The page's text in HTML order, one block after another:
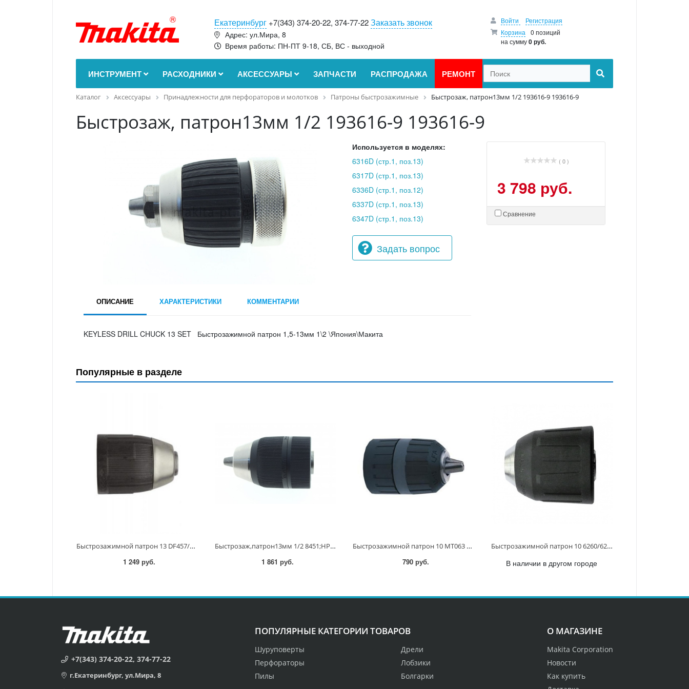
Екатеринбург +7(343) 374-20-22, 374-77-22 Заказать звонок
Адрес: ул.Мира, 8
Время работы: ПН-ПТ 9-18, СБ, ВС - выходной
Войти
Регистрация
Корзина
0 позиций
на сумму0 руб.
ИНСТРУМЕНТ РАСХОДНИКИ АКСЕССУАРЫ ЗАПЧАСТИ РАСПРОДАЖА РЕМОНТ
Каталог Аксессуары Принадлежности для перфораторов и молотков Патроны быстрозажимные Быстрозаж, патрон13мм 1/2 193616-9 193616-9
Быстрозаж, патрон13мм 1/2 193616-9 193616-9
Используется в моделях:
6316D (стр.1, поз.13)
6317D (стр.1, поз.13)
6336D (стр.1, поз.12)
6337D (стр.1, поз.13)
6347D (стр.1, поз.13)
Задать вопрос
( 0 )
3 798 руб.
Сравнение
ОПИСАНИЕ ХАРАКТЕРИСТИКИ КОММЕНТАРИИ
KEYLESS DRILL CHUCK 13 SET Быстрозажимной патрон 1,5-13мм 1\2 \Япония\Макита
Популярные в разделе
Быстрозажимной патрон 13 DF457/HP457/DDF453/DHP453 766004-9 766004-9
1 249 руб.
Быстрозаж,патрон13мм 1/2 8451;НР1621/F;1631;1641F;1641 196193-0 196193-0
1 861 руб.
Быстрозажимной патрон 10 MT063 763180-0 763180-0
790 руб.
Быстрозажимной патрон 10 6260/6270/6280 763185-0 763185-0
В наличии в другом городе
+7(343) 374-20-22, 374-77-22
г.Екатеринбург, ул.Мира, 8
ПОПУЛЯРНЫЕ КАТЕГОРИИ ТОВАРОВ
Шуруповерты
Перфораторы
Пилы
Дрели
Лобзики
Болгарки
О МАГАЗИНЕ
Makita Corporation
Новости
Как купить